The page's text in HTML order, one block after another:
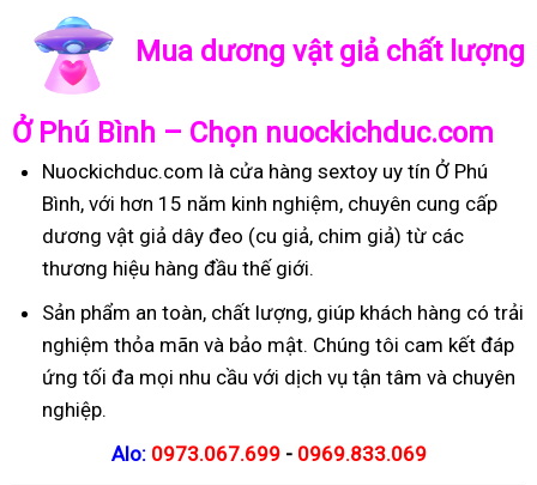
Mua dương vật giả chất lượng
Ở Phú Bình – Chọn nuockichduc.com
Nuockichduc.com là cửa hàng sextoy uy tín Ở Phú
Bình, với hơn 15 năm kinh nghiệm, chuyên cung cấp
dương vật giả dây đeo (cu giả, chim giả) từ các
thương hiệu hàng đầu thế giới.
Sản phẩm an toàn, chất lượng, giúp khách hàng có trải
nghiệm thỏa mãn và bảo mật. Chúng tôi cam kết đáp
ứng tối đa mọi nhu cầu với dịch vụ tận tâm và chuyên
nghiệp.
Alo:0973.067.699 - 0969.833.069